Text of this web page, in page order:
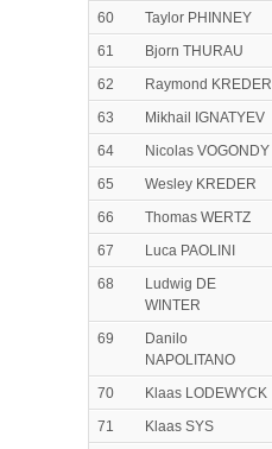
60 Taylor PHINNEY
61
Bjorn THURAU
62
Raymond KREDER
63
Mikhail IGNATYEV
64
Nicolas VOGONDY
65
Wesley KREDER
66
Thomas WERTZ
67
Luca PAOLINI
68
Ludwig DE
WINTER
69
Danilo
NAPOLITANO
70 Klaas LODEWYCK
71
Klaas SYS